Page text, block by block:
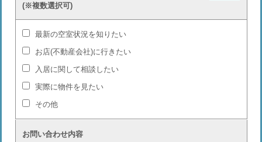
(※複数選択可)
最新の空室状況を知りたい
お店(不動産会社)に行きたい
入居に関して相談したい
実際に物件を見たい
その他
お問い合わせ内容